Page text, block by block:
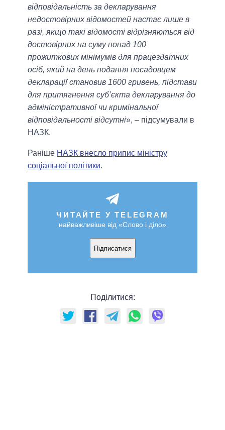
відповідальність за декларування
недостовірних відомостей настає лише в
разі, якщо такі відомості відрізняються від
достовірних на суму понад 100
прожиткових мінімумів для працездатних
осіб, який на день подання посадовцем
декларації становив 1600 гривень, підстави
для притягнення суб’єкта декларування до
адміністративної чи кримінальної
відповідальності відсутні», – підсумували в
НАЗК.
Раніше НАЗК внесло припис міністру
соціальної політики.
ЧИТАЙТЕ У TELEGRAM
найважливіше від «Слово і діло»
Підписатися
Поділитися: